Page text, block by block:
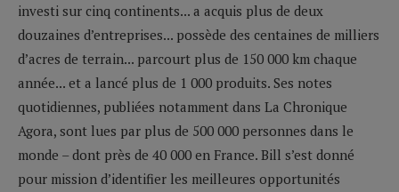
investi sur cinq continents... a acquis plus de deux
douzaines d’entreprises... possède des centaines de milliers
d’acres de terrain... parcourt plus de 150 000 km chaque
année... et a lancé plus de 1 000 produits. Ses notes
quotidiennes, publiées notamment dans La Chronique
Agora, sont lues par plus de 500 000 personnes dans le
monde – dont près de 40 000 en France. Bill s’est donné
pour mission d’identifier les meilleures opportunités